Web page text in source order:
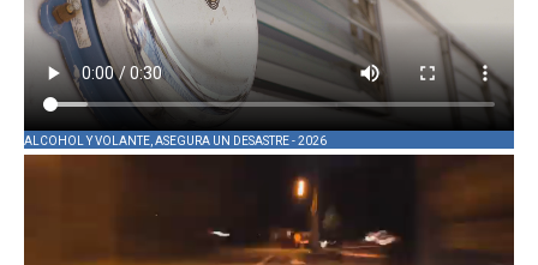
ALCOHOL Y VOLANTE, ASEGURA UN DESASTRE - 2026